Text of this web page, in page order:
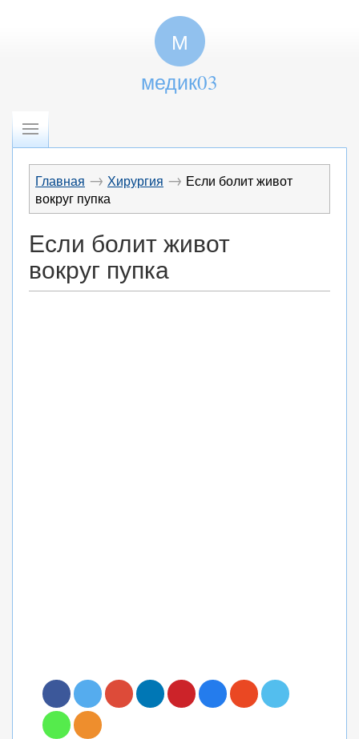
М
медик03
Главная → Хирургия → Если болит живот
вокруг пупка
Если болит живот
вокруг пупка